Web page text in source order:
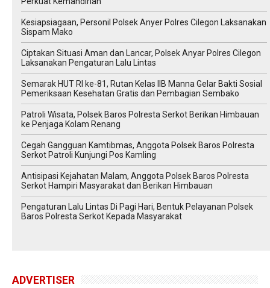
Kesiapsiagaan, Personil Polsek Anyer Polres Cilegon Laksanakan
Sispam Mako
Ciptakan Situasi Aman dan Lancar, Polsek Anyar Polres Cilegon
Laksanakan Pengaturan Lalu Lintas
Semarak HUT RI ke-81, Rutan Kelas IIB Manna Gelar Bakti Sosial
Pemeriksaan Kesehatan Gratis dan Pembagian Sembako
Patroli Wisata, Polsek Baros Polresta Serkot Berikan Himbauan
ke Penjaga Kolam Renang
Cegah Gangguan Kamtibmas, Anggota Polsek Baros Polresta
Serkot Patroli Kunjungi Pos Kamling
Antisipasi Kejahatan Malam, Anggota Polsek Baros Polresta
Serkot Hampiri Masyarakat dan Berikan Himbauan
Pengaturan Lalu Lintas Di Pagi Hari, Bentuk Pelayanan Polsek
Baros Polresta Serkot Kepada Masyarakat
ADVERTISER